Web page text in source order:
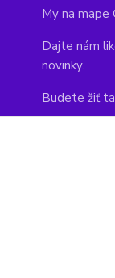
My na mape
Dajte nám
novinky.
Budete žiť